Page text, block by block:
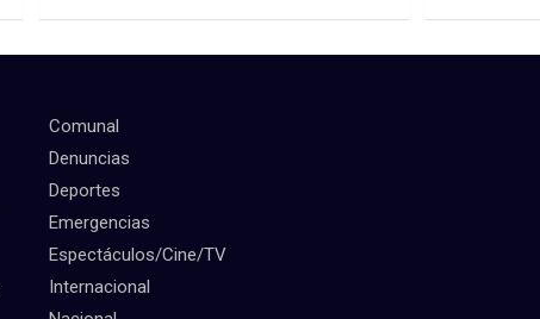
Comunal
Denuncias
Deportes
Emergencias
Espectáculos/Cine/TV
Internacional